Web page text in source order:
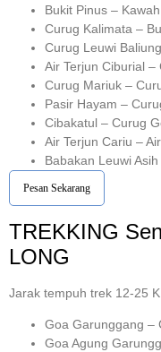
Bukit Pinus –
Curug Kalimata –
Curug Leuwi
Air Terjun Ciburial –
Curug Mariuk –
Pasir Hayam –
Cibakatul – Curug
Air Terjun Cariu –
Babakan Leuwi
Pesan Sekarang
TREKKING
LONG
Jarak tempuh trek 12-25
Goa Garunggang –
Goa Agung